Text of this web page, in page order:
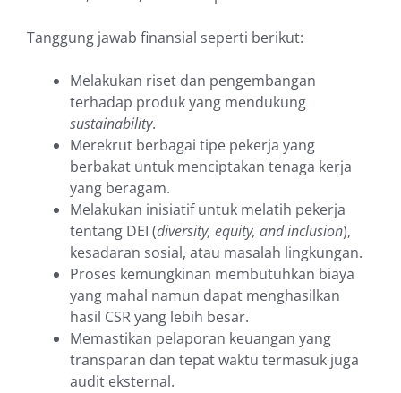
Tanggung jawab finansial seperti berikut:
Melakukan riset dan pengembangan
terhadap produk yang mendukung
sustainability.
Merekrut berbagai tipe pekerja yang
berbakat untuk menciptakan tenaga kerja
yang beragam.
Melakukan inisiatif untuk melatih pekerja
tentang DEI (diversity, equity, and inclusion),
kesadaran sosial, atau masalah lingkungan.
Proses kemungkinan membutuhkan biaya
yang mahal namun dapat menghasilkan
hasil CSR yang lebih besar.
Memastikan pelaporan keuangan yang
transparan dan tepat waktu termasuk juga
audit eksternal.